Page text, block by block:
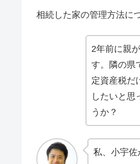
相続した家の管理方法に
2年前に親
す。隣の県
定資産税だ
したいと思
うか？
私、小宇佐